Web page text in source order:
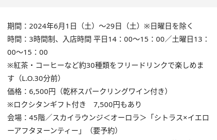
期間：2024年6月1日（土）～29日（土）※日曜日を除く
時間：3時間制、入店時間 平日14：00～15：00／土曜日13：
00～15：00
※紅茶・コーヒーなど約30種類をフリードリンクで楽しめま
す（L.O.30分前）
価格：6,500円（乾杯スパークリングワイン付き）
※ロクシタンギフト付き 7,500円もあり
会場：45階／スカイラウンジ＜オーロラ＞「シトラス×イエロ
ーアフタヌーンティー」（要予約）